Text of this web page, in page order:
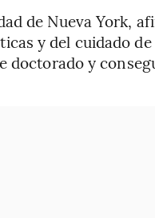
de Nueva York,
y del cuidado
doctorado y